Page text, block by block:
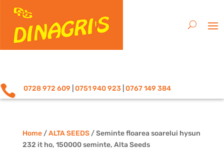
 0728 972 609 0751 940 923 0767 149 384
Home/ALTA SEEDS/ Seminte floarea soarelui hysun
232 it ho, 150000 seminte, Alta Seeds